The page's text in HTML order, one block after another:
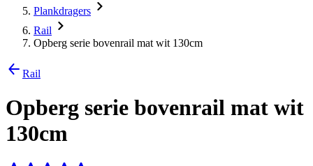
Plankdragers
Rail
Opberg serie bovenrail mat wit 130cm
Rail
Opberg serie bovenrail mat wit
130cm